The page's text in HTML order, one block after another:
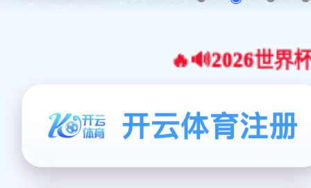
🔥🔊2026世界杯官网